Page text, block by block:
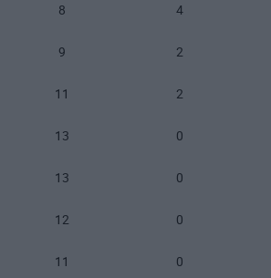
8 4
9 2
11 2
13 0
13 0
12 0
11 0